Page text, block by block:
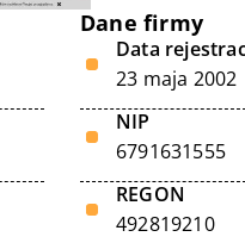
Dane firmy
Data
23 maja 2002
NIP
6791631555
REGON
492819210